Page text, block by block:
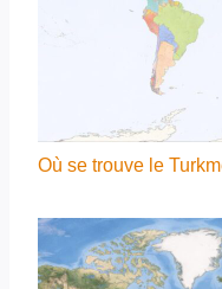
Où se trouve le